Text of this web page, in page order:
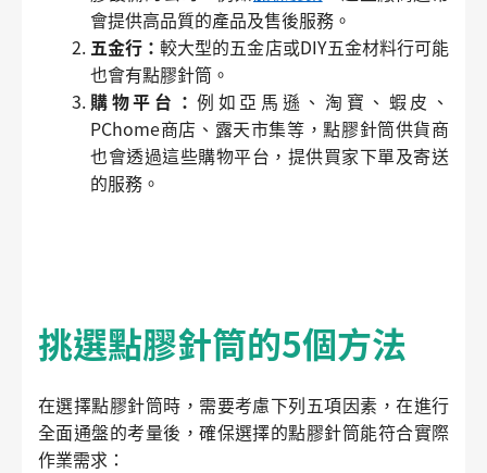
會提供高品質的產品及售後服務。
五金行：較大型的五金店或DIY五金材料行可能
也會有點膠針筒。
購物平台：例如亞馬遜、淘寶、蝦皮、
PChome商店、露天市集等，點膠針筒供貨商
也會透過這些購物平台，提供買家下單及寄送
的服務。
挑選點膠針筒的5個方法
在選擇點膠針筒時，需要考慮下列五項因素，在進行
全面通盤的考量後，確保選擇的點膠針筒能符合實際
作業需求：